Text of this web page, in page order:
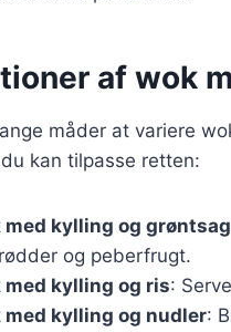
af wok
måder at variere
kan tilpasse retten:
med kylling og
og peberfrugt.
med kylling og ris:
med kylling og nudler: